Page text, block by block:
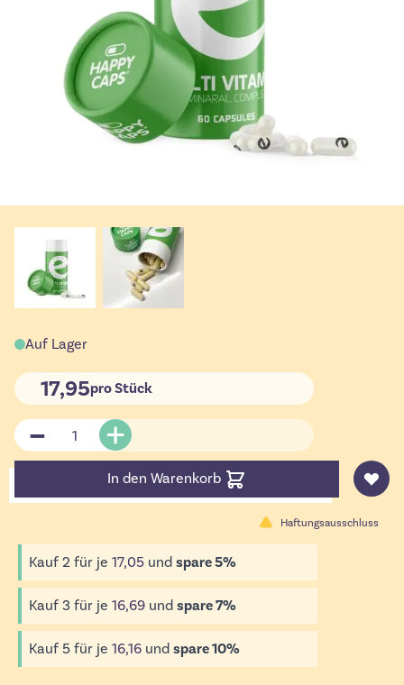
Auf Lager
17,95pro Stück
Menge
In den Warenkorb
Haftungsausschluss
Kauf 2 für je 17,05 und spare5%
Kauf 3 für je 16,69 und spare7%
Kauf 5 für je 16,16 und spare10%